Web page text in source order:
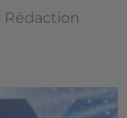
Rédaction